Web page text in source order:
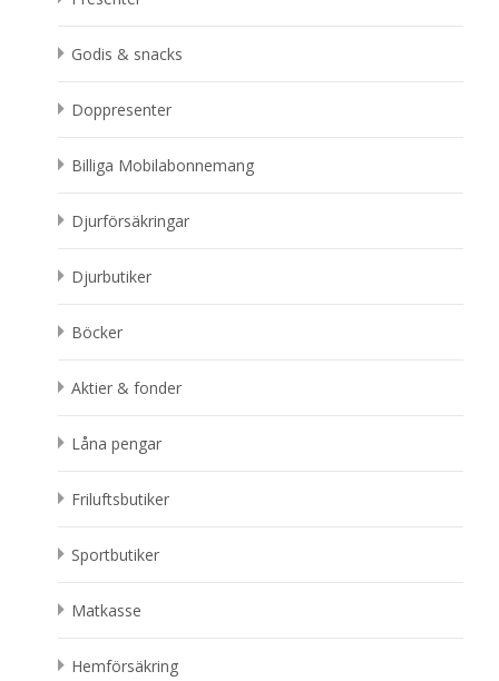
Godis & snacks
Doppresenter
Billiga Mobilabonnemang
Djurförsäkringar
Djurbutiker
Böcker
Aktier & fonder
Låna pengar
Friluftsbutiker
Sportbutiker
Matkasse
Hemförsäkring